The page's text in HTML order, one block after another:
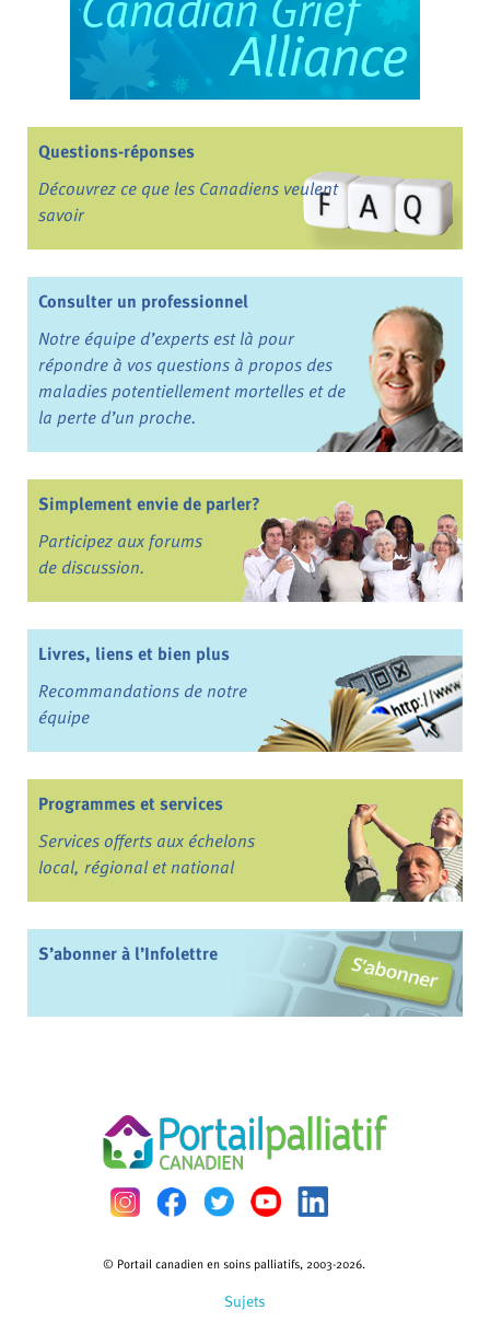
Questions-réponses
Découvrez ce que les Canadiens veulent
savoir
Consulter un professionnel
Notre équipe d’experts est là pour
répondre à vos questions à propos des
maladies potentiellement mortelles et de
la perte d’un proche.
Simplement envie de parler?
Participez aux forums
de discussion.
Livres, liens et bien plus
Recommandations de notre
équipe
Programmes et services
Services offerts aux échelons
local, régional et national
S’abonner à l’Infolettre
Sujets
© Portail canadien en soins palliatifs, 2003-2026.